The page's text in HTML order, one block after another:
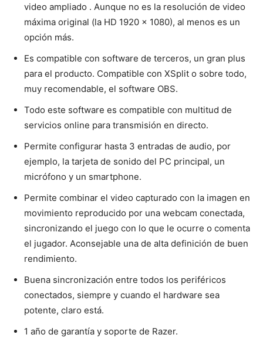
video ampliado . Aunque no es la resolución de video
máxima original (la HD 1920 x 1080), al menos es un
opción más.
Es compatible con software de terceros, un gran plus
para el producto. Compatible con XSplit o sobre todo,
muy recomendable, el software OBS.
Todo este software es compatible con multitud de
servicios online para transmisión en directo.
Permite configurar hasta 3 entradas de audio, por
ejemplo, la tarjeta de sonido del PC principal, un
micrófono y un smartphone.
Permite combinar el video capturado con la imagen en
movimiento reproducido por una webcam conectada,
sincronizando el juego con lo que le ocurre o comenta
el jugador. Aconsejable una de alta definición de buen
rendimiento.
Buena sincronización entre todos los periféricos
conectados, siempre y cuando el hardware sea
potente, claro está.
1 año de garantía y soporte de Razer.